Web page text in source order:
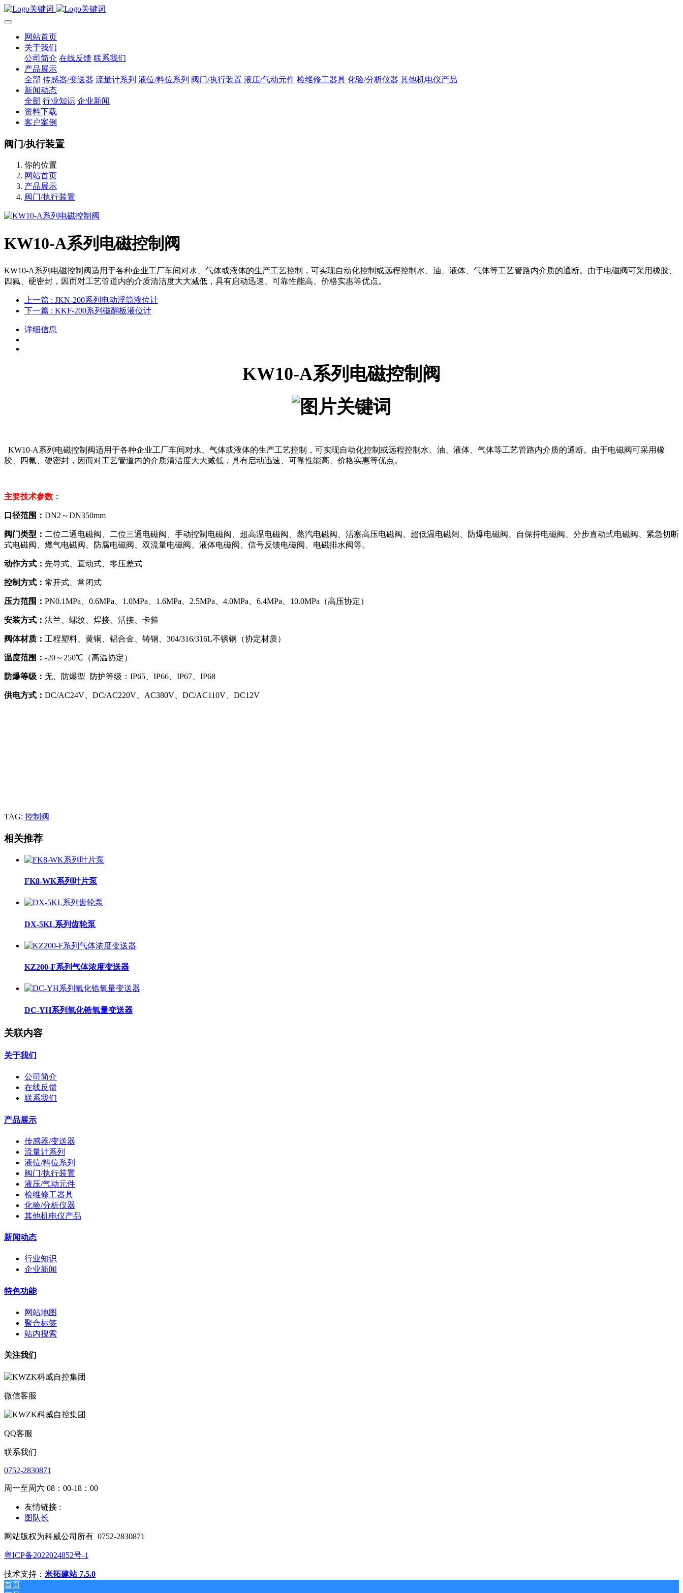
网站首页
关于我们
公司简介 在线反馈 联系我们
产品展示
全部 传感器/变送器 流量计系列 液位/料位系列 阀门/执行装置 液压/气动元件 检维修工器具 化验/分析仪器 其他机电仪产品
新闻动态
全部 行业知识 企业新闻
资料下载
客户案例
阀门/执行装置
你的位置
网站首页
产品展示
阀门/执行装置
KW10-A系列电磁控制阀
KW10-A系列电磁控制阀适用于各种企业工厂车间对水、气体或液体的生产工艺控制，可实现自动化控制或远程控制水、油、液体、气体等工艺管路内介质的通断。由于电磁阀可采用橡胶、
四氟、硬密封，因而对工艺管道内的介质清洁度大大减低，具有启动迅速、可靠性能高、价格实惠等优点。
上一篇 : JKN-200系列电动浮筒液位计
下一篇 : KKF-200系列磁翻板液位计
详细信息
KW10-A系列电磁控制阀
KW10-A系列电磁控制阀适用于各种企业工厂车间对水、气体或液体的生产工艺控制，可实现自动化控制或远程控制水、油、液体、气体等工艺管路内介质的通断。由于电磁阀可采用橡
胶、四氟、硬密封，因而对工艺管道内的介质清洁度大大减低，具有启动迅速、可靠性能高、价格实惠等优点。
主要技术参数：
口径范围： DN2～DN350mm
阀门类型： 二位二通电磁阀、二位三通电磁阀、手动控制电磁阀、超高温电磁阀、蒸汽电磁阀、活塞高压电磁阀、超低温电磁阔、防爆电磁阀、自保持电磁阀、分步直动式电磁阀、紧急切断
式电磁阀、燃气电磁阀、防腐电磁阀、双流量电磁阀、液体电磁阀、信号反馈电磁阀、电磁排水阀等。
动作方式 ： 先导式、直动式、零压差式
控制方式： 常开式、常闭式
压力范围： PN0.1MPa、0.6MPa、1.0MPa、1.6MPa、2.5MPa、4.0MPa、6.4MPa、 10.0MPa （高压协定）
安装方式： 法兰 、螺纹、焊接、活接、卡箍
阀体材质： 工程塑料、黄铜、铝合金、铸钢、 304/316/316L不锈钢（协定材质）
温度范围： -20～250℃（高温协定）
防爆等级： 无、防爆型 防护等级：IP65、IP66、IP67、IP68
供电方式： DC/AC24V、DC/AC220V、AC380V、DC/AC110V、DC12V
TAG: 控制阀
相关推荐
FK8-WK系列叶片泵
DX-5KL系列齿轮泵
KZ200-F系列气体浓度变送器
DC-YH系列氧化锆氧量变送器
关联内容
关于我们
公司简介
在线反馈
联系我们
产品展示
传感器/变送器
流量计系列
液位/料位系列
阀门/执行装置
液压/气动元件
检维修工器具
化验/分析仪器
其他机电仪产品
新闻动态
行业知识
企业新闻
特色功能
网站地图
聚合标签
站内搜索
关注我们
微信客服
QQ客服
联系我们
0752-2830871
周一至周六 08：00-18：00
友情链接 :
图队长
网站版权为科威公司所有 0752-2830871
粤ICP备2022024852号-1
技术支持： 米拓建站 7.5.0
首页